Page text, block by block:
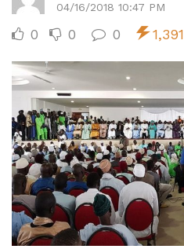
04/16/2018 10:47 PM
0 0 0 1,391